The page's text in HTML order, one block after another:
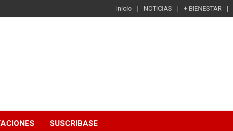
Inicio NOTICIAS + BIENESTAR
SUSCRIBASE